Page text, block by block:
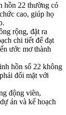
hồn 22 thường có
cao, giúp họ
rộng, đặt ra
chi tiết để đạt
ước mơ thành
hồn số 22 không
đối mặt với
động viên,
án và kế hoạch